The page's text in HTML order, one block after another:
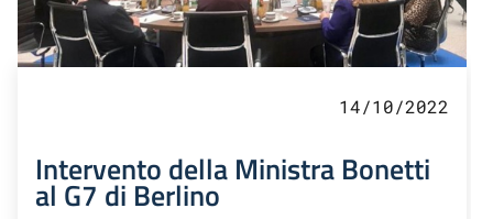
14/10/2022
Intervento della Ministra Bonetti
al G7 di Berlino